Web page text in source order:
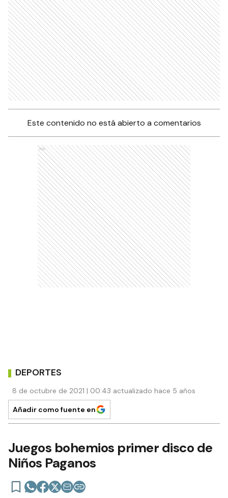
Este contenido no está abierto a comentarios
Ads
DEPORTES
8 de octubre de 2021 | 00:43 actualizado hace 5 años
Añadir como fuente en
Juegos bohemios primer disco de
Niños Paganos